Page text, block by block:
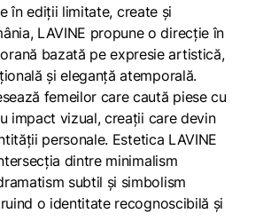
în ediții limitate, create și
LAVINE propune o direcție în
bazată pe expresie artistică,
și eleganță atemporală.
femeilor care caută piese cu
impact vizual, creații care devin
personale. Estetica LAVINE
dintre minimalism
subtil și simbolism
o identitate recognoscibilă și